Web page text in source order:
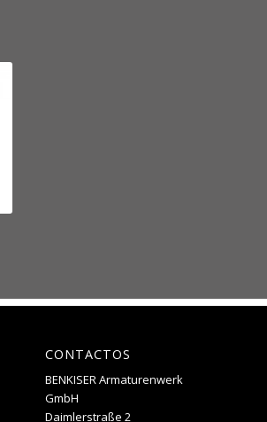
CONTACTOS
BENKISER Armaturenwerk
GmbH
Daimlerstraße 2